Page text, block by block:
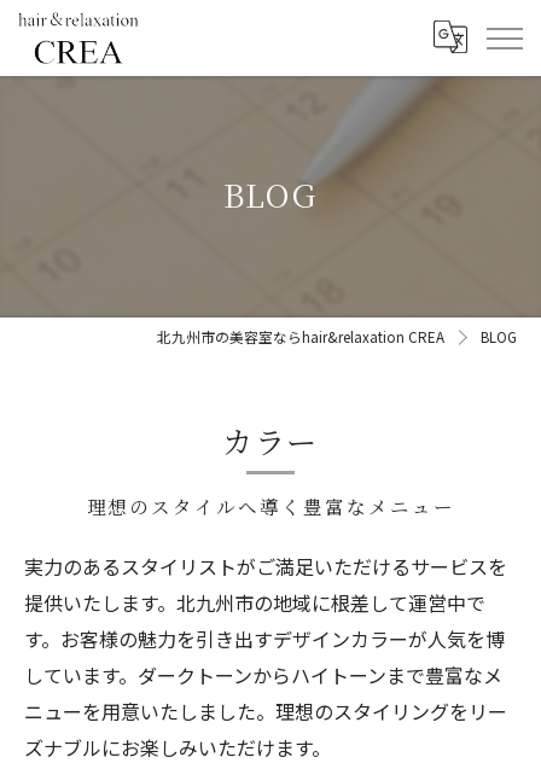
BLOG
北九州市の美容室ならhair&relaxation CREA BLOG
カラー
理想のスタイルへ導く豊富なメニュー
実力のあるスタイリストがご満足いただけるサービスを
提供いたします。北九州市の地域に根差して運営中で
す。お客様の魅力を引き出すデザインカラーが人気を博
しています。ダークトーンからハイトーンまで豊富なメ
ニューを用意いたしました。理想のスタイリングをリー
ズナブルにお楽しみいただけます。